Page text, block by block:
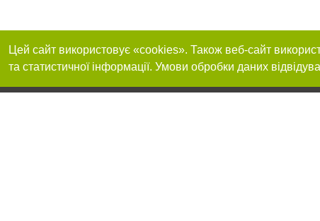
Цей сайт використовує «cookies». Також веб-сайт
та статистичної інформації. Умови обробки даних